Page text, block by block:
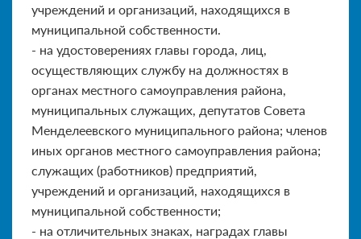
учреждений и организаций, находящихся в
муниципальной собственности.
- на удостоверениях главы города, лиц,
осуществляющих службу на должностях в
органах местного самоуправления района,
муниципальных служащих, депутатов Совета
Менделеевского муниципального района; членов
иных органов местного самоуправления района;
служащих (работников) предприятий,
учреждений и организаций, находящихся в
муниципальной собственности;
- на отличительных знаках, наградах главы